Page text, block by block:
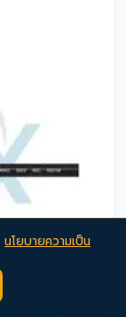
นโยบายความเป็น